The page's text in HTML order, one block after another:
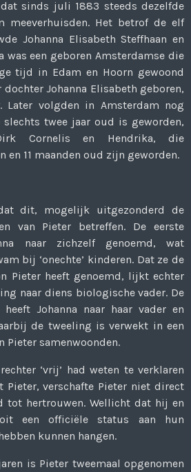
sinds juli 1883 steeds dezelfde
meeverhuisden. Het betrof de elf
Johanna Elisabeth Steffhaan en
was een geboren Amsterdamse die
tijd in Edam en Hoorn gewoond
dochter Johanna Elisabeth geboren,
Later volgden in Amsterdam nog
twee jaar oud is geworden,
Cornelis en Hendrika, die
en 11 maanden oud zijn geworden.
dit, mogelijk uitgezonderd de
van Pieter betreffen. De eerste
naar zichzelf genoemd, wat
bij ‘onechte’ kinderen. Dat ze de
Pieter heeft genoemd, lijkt echter
naar diens biologische vader. De
Johanna naar haar vader en
de tweeling is verwekt in een
Pieter samenwoonden.
‘vrij’ had weten te verklaren
Pieter, verschafte Pieter niet direct
tot hertrouwen. Wellicht dat hij en
een officiële status aan hun
kunnen hangen.
is Pieter tweemaal opgenomen